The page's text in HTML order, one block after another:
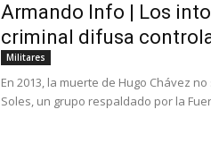
Armando Info | Los
criminal difusa
Militares
En 2013, la muerte de Hugo Chávez
Soles, un grupo respaldado por la